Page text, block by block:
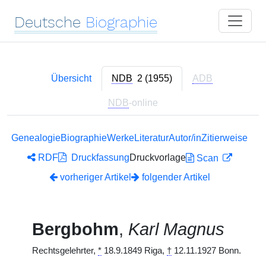
Deutsche Biographie
Übersicht NDB 2 (1955) ADB
NDB-online
GenealogieBiographieWerkeLiteraturAutor/inZitierweise
RDF
DruckfassungDruckvorlage
Scan
vorheriger Artikel
folgender Artikel
Bergbohm, Karl Magnus
Rechtsgelehrter, * 18.9.1849 Riga, † 12.11.1927 Bonn.